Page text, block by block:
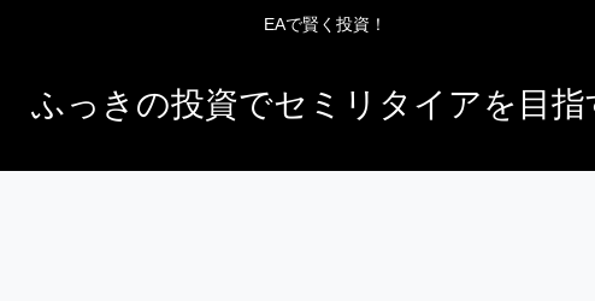
EAで賢く投資！
ふっきの投資でセミリタイアを目指